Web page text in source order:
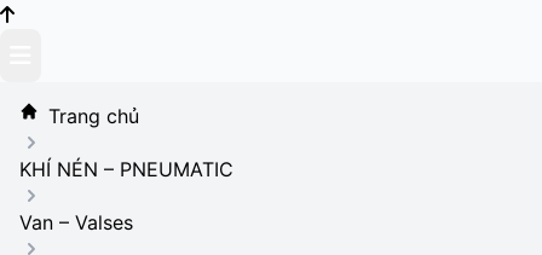
content
Trang chủ
KHÍ NÉN – PNEUMATIC
Van – Valses